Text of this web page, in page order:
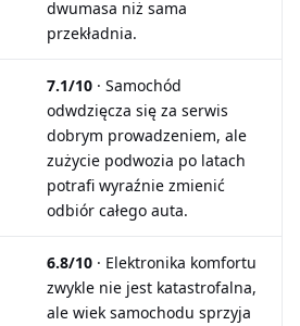
dwumasa niż sama
przekładnia.
7.1/10 · Samochód
odwdzięcza się za serwis
dobrym prowadzeniem, ale
zużycie podwozia po latach
potrafi wyraźnie zmienić
odbiór całego auta.
6.8/10 · Elektronika komfortu
zwykle nie jest katastrofalna,
ale wiek samochodu sprzyja